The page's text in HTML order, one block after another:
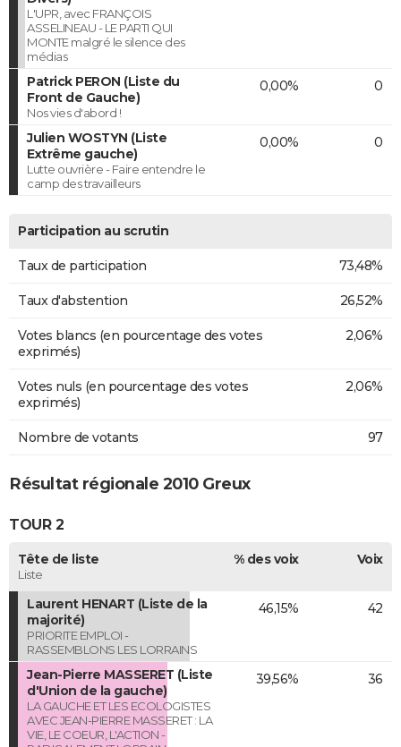
L'UPR, avec FRANÇOIS
ASSELINEAU - LE PARTI QUI
MONTE malgré le silence des
médias
Patrick PERON (Liste du
Front de Gauche)
Nos vies d'abord !
0,00% 0
Julien WOSTYN (Liste
Extrême gauche)
Lutte ouvrière - Faire entendre le
camp des travailleurs
0,00% 0
Participation au scrutin
Taux de participation 73,48%
Taux d'abstention 26,52%
Votes blancs (en pourcentage des votes
exprimés)
2,06%
Votes nuls (en pourcentage des votes
exprimés)
2,06%
Nombre de votants 97
Résultat régionale 2010 Greux
TOUR 2
Tête de liste
Liste
% des voix Voix
Laurent HENART (Liste de la
majorité)
PRIORITE EMPLOI -
RASSEMBLONS LES LORRAINS
46,15% 42
Jean-Pierre MASSERET (Liste
d'Union de la gauche)
LA GAUCHE ET LES ECOLOGISTES
AVEC JEAN-PIERRE MASSERET : LA
VIE, LE COEUR, L'ACTION -
39,56% 36